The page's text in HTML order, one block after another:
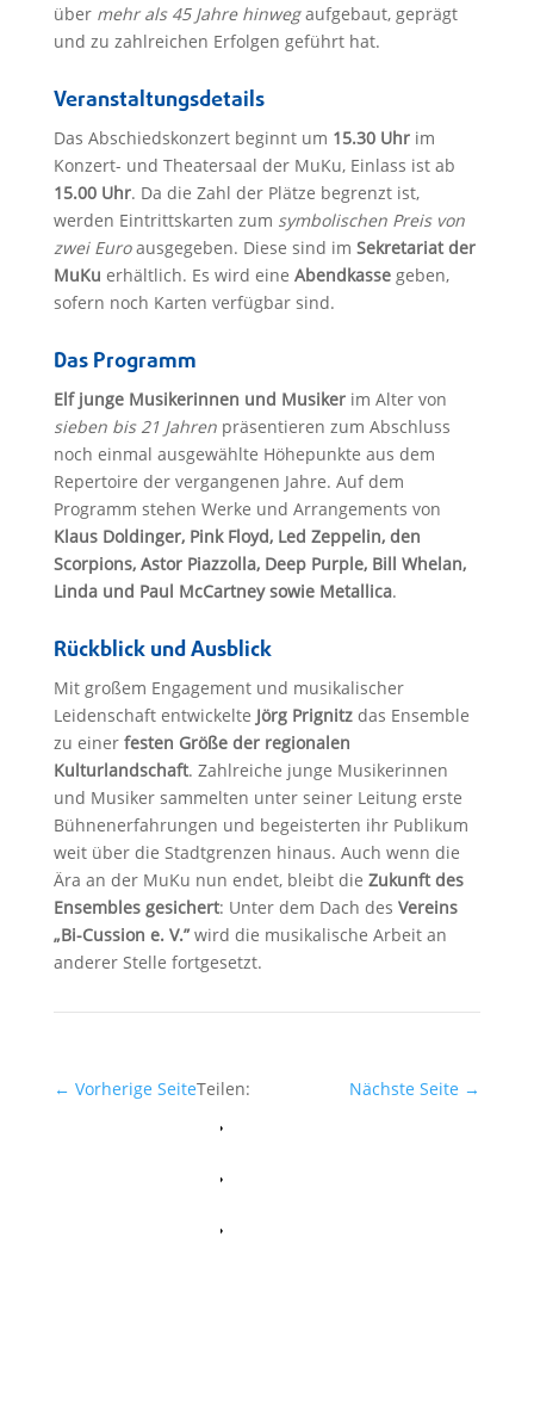
über mehr als 45 Jahre hinwegaufgebaut, geprägt
und zu zahlreichen Erfolgen geführt hat.
Veranstaltungsdetails
Das Abschiedskonzert beginnt um 15.30 Uhrim
Konzert- und Theatersaal der MuKu, Einlass ist ab
15.00 Uhr. Da die Zahl der Plätze begrenzt ist,
werden Eintrittskarten zum symbolischen Preis von
zwei Euroausgegeben. Diese sind im Sekretariat der
MuKu erhältlich. Es wird eine Abendkassegeben,
sofern noch Karten verfügbar sind.
Das Programm
Elf junge Musikerinnen und Musikerim Alter von
sieben bis 21 Jahrenpräsentieren zum Abschluss
noch einmal ausgewählte Höhepunkte aus dem
Repertoire der vergangenen Jahre. Auf dem
Programm stehen Werke und Arrangements von
Klaus Doldinger, Pink Floyd, Led Zeppelin, den
Scorpions, Astor Piazzolla, Deep Purple, Bill Whelan,
Linda und Paul McCartney sowie Metallica.
Rückblick und Ausblick
Mit großem Engagement und musikalischer
Leidenschaft entwickelte Jörg Prignitzdas Ensemble
zu einer festen Größe der regionalen
Kulturlandschaft. Zahlreiche junge Musikerinnen
und Musiker sammelten unter seiner Leitung erste
Bühnenerfahrungen und begeisterten ihr Publikum
weit über die Stadtgrenzen hinaus. Auch wenn die
Ära an der MuKu nun endet, bleibt die Zukunft des
Ensembles gesichert: Unter dem Dach des Vereins
„Bi-Cussion e. V.”wird die musikalische Arbeit an
anderer Stelle fortgesetzt.
← Vorherige Seite Nächste Seite →
Teilen:
Facebook
Whatsapp
Twitter